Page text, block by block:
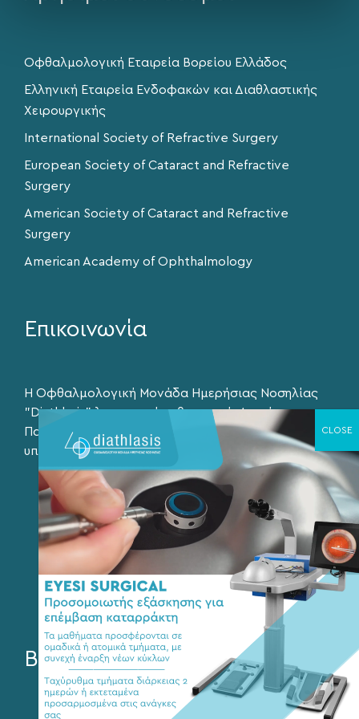
Οφθαλμολογική Εταιρεία Βορείου Ελλάδος
Ελληνική Εταιρεία Ενδοφακών και Διαθλαστικής
Χειρουργικής
International Society of Refractive Surgery
European Society of Cataract and Refractive
Surgery
American Society of Cataract and Refractive
Surgery
American Academy of Ophthalmology
Επικοινωνία
Η Οφθαλμολογική Μονάδα Ημερήσιας Νοσηλίας
"Diathlasis" λειτουργεί καθημερινά, Δευτέρα με
Παρασκευή, 9:00 – 21:00, με διαρκή γραμματειακή
υποστήριξη.
26ης Οκτωβρίου 43, Θεσσαλονίκη
+302310566423
+302310502901
info@eyediathlasis.gr
Βρείτε μας στα social media